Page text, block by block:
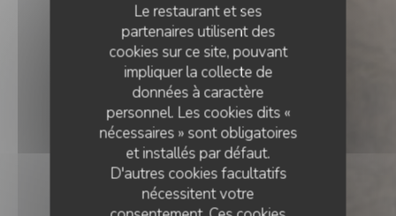
Le restaurant et ses
partenaires utilisent des
cookies sur ce site, pouvant
impliquer la collecte de
données à caractère
personnel. Les cookies dits «
nécessaires » sont obligatoires
et installés par défaut.
D'autres cookies facultatifs
nécessitent votre